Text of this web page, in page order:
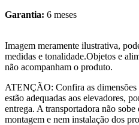
Garantia: 6 meses
Imagem meramente ilustrativa,
medidas e tonalidade.Objetos e
não acompanham o produto.
ATENÇÃO: Confira as
estão adequadas aos elevadores,
entrega. A transportadora não sobe
montagem e nem instalação dos